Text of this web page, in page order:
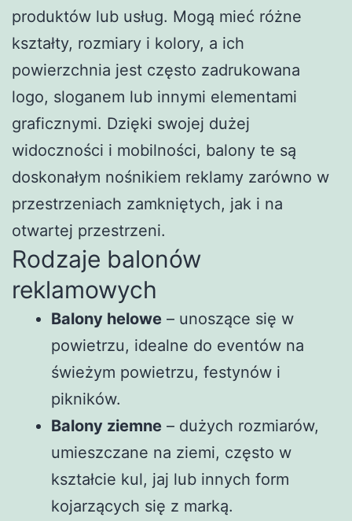
produktów lub usług. Mogą mieć różne
kształty, rozmiary i kolory, a ich
powierzchnia jest często zadrukowana
logo, sloganem lub innymi elementami
graficznymi. Dzięki swojej dużej
widoczności i mobilności, balony te są
doskonałym nośnikiem reklamy zarówno w
przestrzeniach zamkniętych, jak i na
otwartej przestrzeni.
Rodzaje balonów
reklamowych
Balony helowe – unoszące się w
powietrzu, idealne do eventów na
świeżym powietrzu, festynów i
pikników.
Balony ziemne – dużych rozmiarów,
umieszczane na ziemi, często w
kształcie kul, jaj lub innych form
kojarzących się z marką.